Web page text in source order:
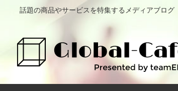
話題の商品やサービスを特集するメディアブログ